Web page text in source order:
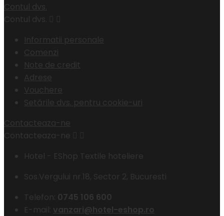
Contul dvs.
Contul dvs.
Informatii personale
Comenzi
Note de credit
Adrese
Vouchere
Setările dvs. pentru cookie-uri
Contacteaza-ne
Contacteaza-ne
Hotel - EShop Textile hoteliere
Sos.Vergului nr.18, Sector 2, Bucuresti
Telefon: 0745 106 600
E-mail: vanzari@hotel-eshop.ro